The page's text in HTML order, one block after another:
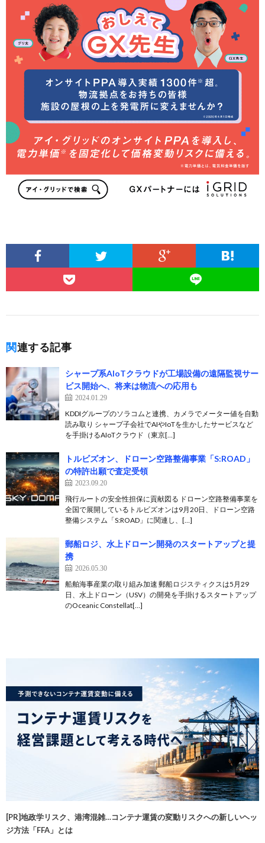
関連する記事
シャープ系AIoTクラウドが工場設備の遠隔監視サー
ビス開始へ、将来は物流への応用も
2024.01.29
KDDIグループのソラコムと連携、カメラでメーター値を自動
読み取り シャープ子会社でAIやIoTを生かしたサービスなど
を手掛けるAIoTクラウド（東京[…]
トルビズオン、ドローン空路整備事業「S:ROAD」
の特許出願で査定受領
2023.09.20
飛行ルートの安全性担保に貢献図る ドローン空路整備事業を
全国で展開しているトルビズオンは9月20日、ドローン空路
整備システム「S:ROAD」に関連し、[…]
郵船ロジ、水上ドローン開発のスタートアップと提
携
2026.05.30
船舶海事産業の取り組み加速 郵船ロジスティクスは5月29
日、水上ドローン（USV）の開発を手掛けるスタートアップ
のOceanic Constellat[…]
[PR]地政学リスク、港湾混雑…コンテナ運賃の変動リスクへの新しいヘッ
ジ方法「FFA」とは